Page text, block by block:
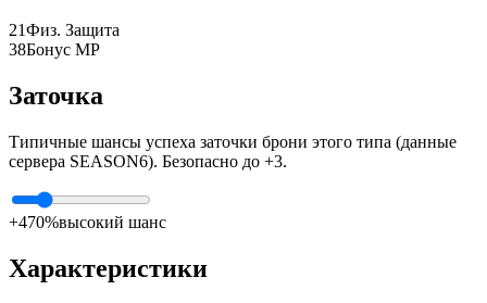
21Физ. Защита
38Бонус MP
Заточка
Типичные шансы успеха заточки брони этого типа (данные
сервера SEASON6). Безопасно до +3.
+470%высокий шанс
Характеристики